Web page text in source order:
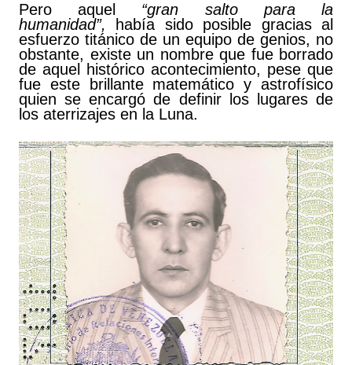
Pero aquel “gran salto para la
humanidad”,
había sido posible gracias al
esfuerzo titánico de un equipo de genios, no
obstante, existe un nombre que fue borrado
de aquel histórico acontecimiento, pese que
fue este brillante matemático y astrofísico
quien se encargó de definir los lugares de
los aterrizajes en la Luna.